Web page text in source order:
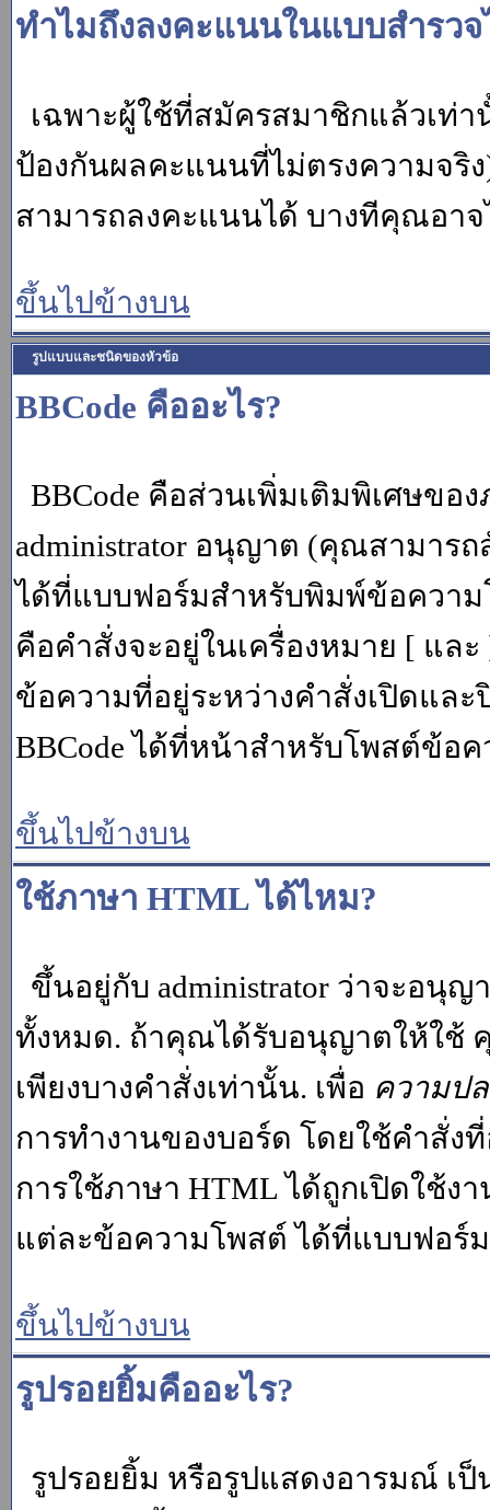
ทำไมถึงลงคะแนนในแบบสำรวจ
เฉพาะผู้ใช้ที่สมัครสมาชิกแล้วเท่
ป้องกันผลคะแนนที่ไม่ตรงความจ
สามารถลงคะแนนได้ บางทีคุณอา
ขึ้นไปข้างบน
รูปแบบและชนิดของหัวข้อ
BBCode คืออะไร?
BBCode คือส่วนเพิ่มเติมพิเศษขอ
administrator อนุญาต (คุณสามาร
ได้ที่แบบฟอร์มสำหรับพิมพ์ข้อความ
คือคำสั่งจะอยู่ในเครื่องหมาย [ แล
ข้อความที่อยู่ระหว่างคำสั่งเปิดแล
BBCode ได้ที่หน้าสำหรับโพสต์ข้อค
ขึ้นไปข้างบน
ใช้ภาษา HTML ได้ไหม?
ขึ้นอยู่กับ administrator ว่าจะอนุ
ทั้งหมด. ถ้าคุณได้รับอนุญาตให้ใช้
เพียงบางคำสั่งเท่านั้น. เพื่อ ความป
การทำงานของบอร์ด โดยใช้คำสั่ง
การใช้ภาษา HTML ได้ถูกเปิดใช้
แต่ละข้อความโพสต์ ได้ที่แบบฟอร์
ขึ้นไปข้างบน
รูปรอยยิ้มคืออะไร?
รูปรอยยิ้ม หรือรูปแสดงอารมณ์ เ